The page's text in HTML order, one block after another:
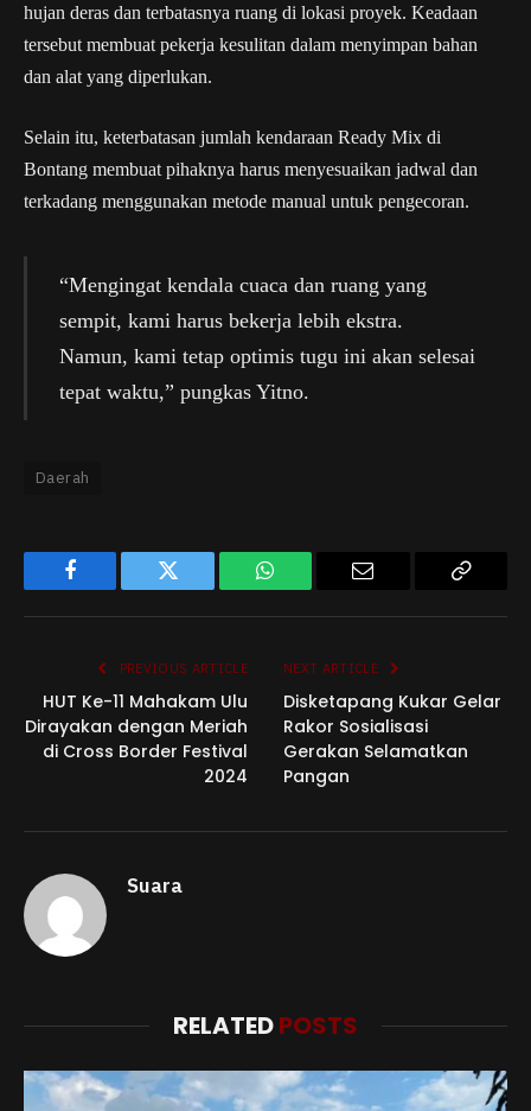
hujan deras dan terbatasnya ruang di lokasi proyek. Keadaan
tersebut membuat pekerja kesulitan dalam menyimpan bahan
dan alat yang diperlukan.
Selain itu, keterbatasan jumlah kendaraan Ready Mix di
Bontang membuat pihaknya harus menyesuaikan jadwal dan
terkadang menggunakan metode manual untuk pengecoran.
“Mengingat kendala cuaca dan ruang yang
sempit, kami harus bekerja lebih ekstra.
Namun, kami tetap optimis tugu ini akan selesai
tepat waktu,” pungkas Yitno.
Daerah
Facebook Twitter WhatsApp
PREVIOUS ARTICLE
HUT Ke-11 Mahakam Ulu
Dirayakan dengan Meriah
di Cross Border Festival
2024
NEXT ARTICLE
Disketapang Kukar Gelar
Rakor Sosialisasi
Gerakan Selamatkan
Pangan
Suara
RELATEDPOSTS